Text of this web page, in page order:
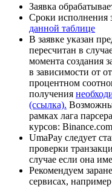
Заявка
Сроки исполнения
данной таблице
В заявке указан
пересчитан в
момента создания
в зависимости от
процентном
получения
(ссылка). Возможны
рамках лага
курсов:
UmaPay следует
проверки
случае если она
Рекомендуем
сервисах,